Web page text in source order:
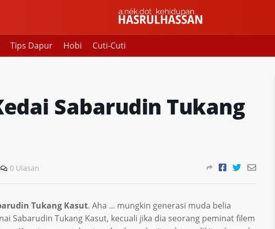
Tips Dapur Hobi Cuti-Cuti
Sabarudin Tukang
0 Ulasan
Tukang Kasut. Aha ... mungkin generasi muda belia
Sabarudin Tukang Kasut, kecuali jika dia seorang peminat filem